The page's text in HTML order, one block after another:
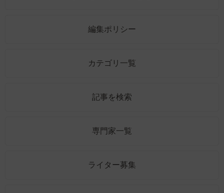
編集ポリシー
カテゴリ一覧
記事を検索
専門家一覧
ライター募集